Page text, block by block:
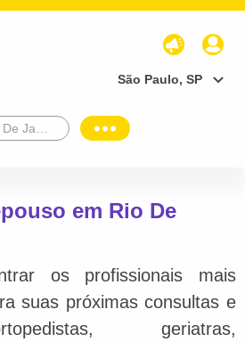
São Paulo, SP
em Rio De
os profissionais mais
suas próximas consultas e
geriatras,